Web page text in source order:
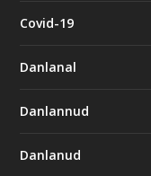
Covid-19
Danlanal
Danlannud
Danlanud